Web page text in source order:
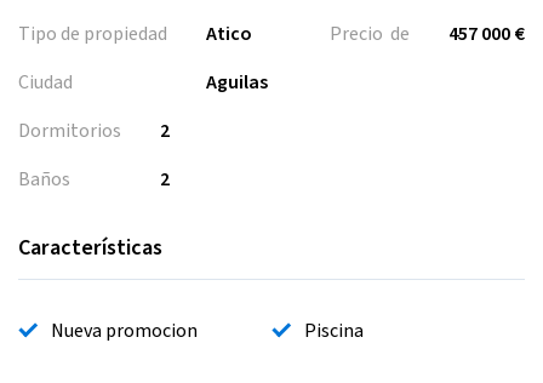
Tipo de propiedad
Atico
Ciudad
Aguilas
Precio de
457 000 €
Dormitorios
2
Baños
2
Características
Nueva promocion Piscina